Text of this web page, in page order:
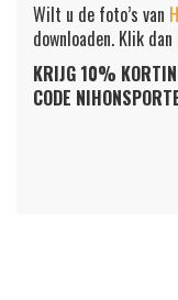
Wilt u de foto’s van
downloaden. Klik dan
KRIJG 10%
CODE